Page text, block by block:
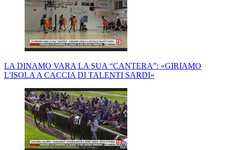
LA DINAMO VARA LA SUA “CANTERA”: «GIRIAMO
L'ISOLA A CACCIA DI TALENTI SARDI»